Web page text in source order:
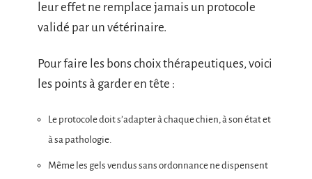
leur effet ne remplace jamais un protocole
validé par un vétérinaire.
Pour faire les bons choix thérapeutiques, voici
les points à garder en tête :
Le protocole doit s’adapter à chaque chien, à son état et
à sa pathologie.
Même les gels vendus sans ordonnance ne dispensent